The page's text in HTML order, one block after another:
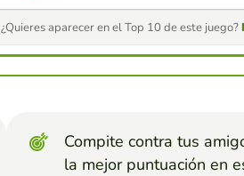
¿Quieres aparecer en el Top 10 de este juego?
Compite contra tus
la mejor puntuación en